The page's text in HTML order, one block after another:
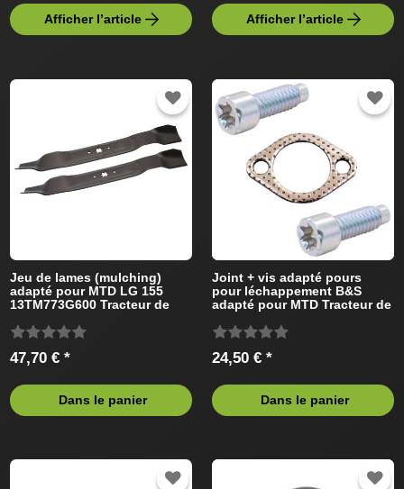
Afficher l’article Afficher l’article
Jeu de lames (mulching)
adapté pour MTD LG 155
13TM773G600 Tracteur de
47,70 € *
Dans le panier
Joint + vis adapté pours
pour léchappement B&S
adapté pour MTD Tracteur de
24,50 € *
Dans le panier